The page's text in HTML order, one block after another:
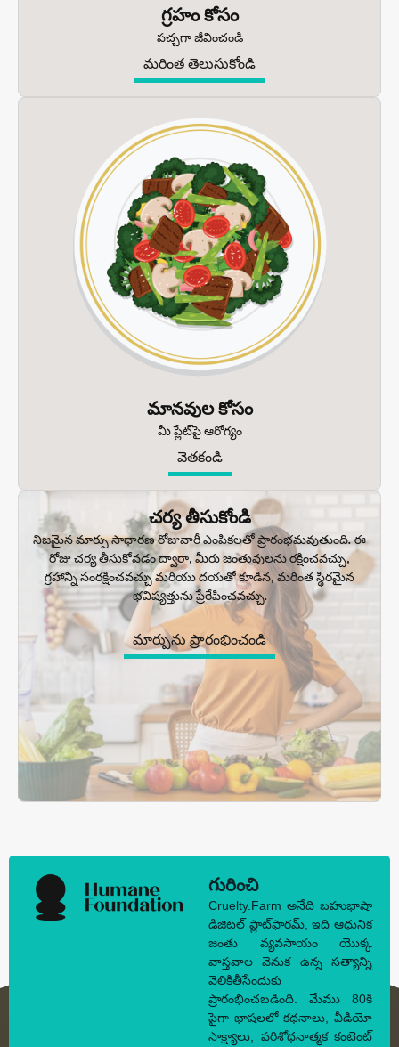
గ్రహం కోసం
పచ్చగా జీవించండి
మరింత తెలుసుకోండి
మానవుల కోసం
మీ ప్లేట్‌పై ఆరోగ్యం
వెతకండి
చర్య తీసుకోండి
నిజమైన మార్పు సాధారణ రోజువారీ ఎంపికలతో ప్రారంభమవుతుంది. ఈ
రోజు చర్య తీసుకోవడం ద్వారా, మీరు జంతువులను రక్షించవచ్చు,
గ్రహాన్ని సంరక్షించవచ్చు మరియు దయతో కూడిన, మరింత స్థిరమైన
భవిష్యత్తును ప్రేరేపించవచ్చు.
మార్పును ప్రారంభించండి
గురించి
Cruelty.Farm అనేది బహుభాషా
డిజిటల్ ప్లాట్‌ఫారమ్, ఇది ఆధునిక
జంతు వ్యవసాయం యొక్క
వాస్తవాల వెనుక ఉన్న సత్యాన్ని
వెలికితీసేందుకు
ప్రారంభించబడింది. మేము 80కి
పైగా భాషలలో కథనాలు, వీడియో
సాక్ష్యాలు, పరిశోధనాత్మక కంటెంట్